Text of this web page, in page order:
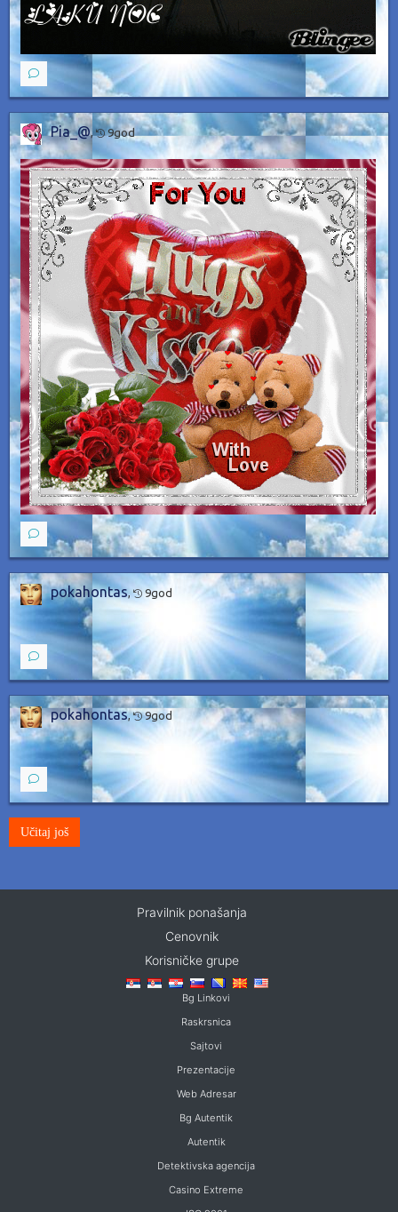
Pia_@, 9god
pokahontas, 9god
pokahontas, 9god
Učitaj još
Pravilnik ponašanja
Cenovnik
Korisničke grupe
Bg Linkovi
Raskrsnica
Sajtovi
Prezentacije
Web Adresar
Bg Autentik
Autentik
Detektivska agencija
Casino Extreme